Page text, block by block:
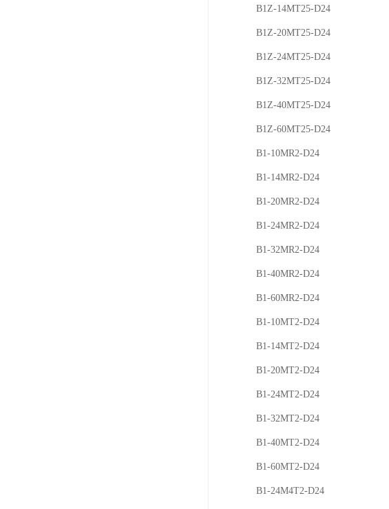
B1Z-14MT25-D24
B1Z-20MT25-D24
B1Z-24MT25-D24
B1Z-32MT25-D24
B1Z-40MT25-D24
B1Z-60MT25-D24
B1-10MR2-D24
B1-14MR2-D24
B1-20MR2-D24
B1-24MR2-D24
B1-32MR2-D24
B1-40MR2-D24
B1-60MR2-D24
B1-10MT2-D24
B1-14MT2-D24
B1-20MT2-D24
B1-24MT2-D24
B1-32MT2-D24
B1-40MT2-D24
B1-60MT2-D24
B1-24M4T2-D24